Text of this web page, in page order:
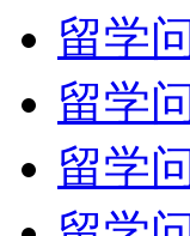
留学
留学
留学